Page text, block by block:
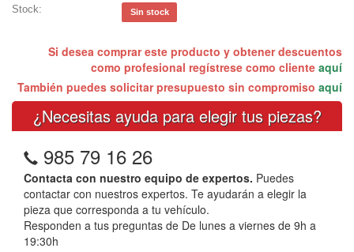
Stock: Sin stock
Si desea comprar este producto y obtener descuentos
como profesional regístrese como cliente aquí
También puedes solicitar presupuesto sin compromiso aquí
¿Necesitas ayuda para elegir tus piezas?
985 79 16 26
Contacta con nuestro equipo de expertos. Puedes
contactar con nuestros expertos. Te ayudarán a elegir la
pieza que corresponda a tu vehículo.
Responden a tus preguntas de De lunes a viernes de 9h a
19:30h